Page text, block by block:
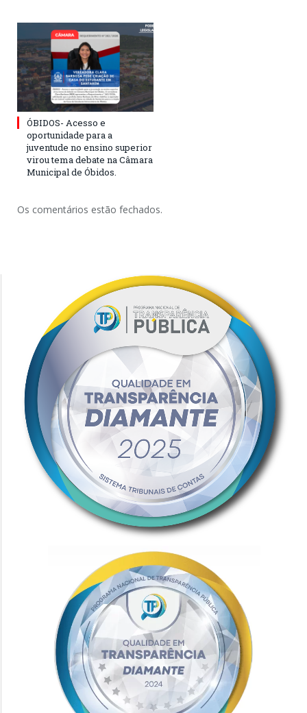
ÓBIDOS- Acesso e
oportunidade para a
juventude no ensino superior
virou tema debate na Câmara
Municipal de Óbidos.
Os comentários estão fechados.